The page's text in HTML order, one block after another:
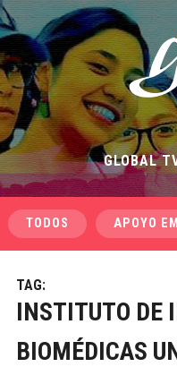
GLOBAL
TODOS APOYO
TAG:
INSTITUTO DE
BIOMÉDICAS